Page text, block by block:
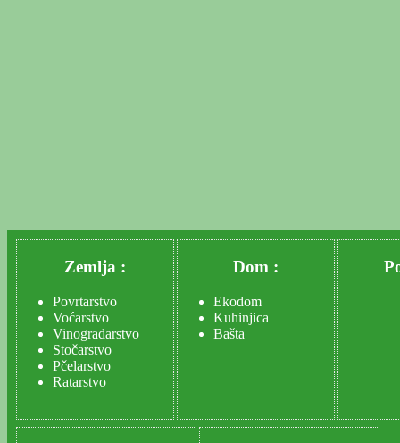
Zemlja :
Povrtarstvo
Voćarstvo
Vinogradarstvo
Stočarstvo
Pčelarstvo
Ratarstvo
Dom :
Ekodom
Kuhinjica
Bašta